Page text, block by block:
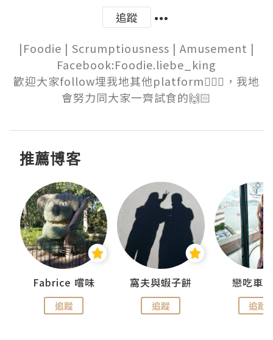
追蹤
|Foodie | Scrumptiousness | Amusement |
Facebook:Foodie.liebe_king
歡迎大家follow埋我地其他platform💁🏻‍♀️，我地
會努力同大家一齊試食的🙌🏻
推薦博客
Fabrice 嚐味
追蹤
窩夫與蝦子餅
追蹤
戀吃車
追蹤